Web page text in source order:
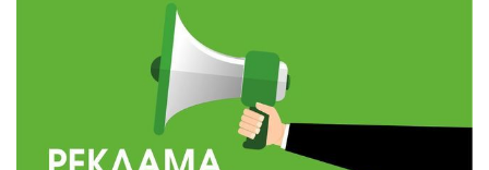
Обмежено придатний, але безмежно
вмотивований: Як колишній лісівник став асом
артилерії
490 пацієнтів та 15 відвіданих сіл: МБФ
«Альянс громадського здоров’я» підбив
підсумки роботи мобільних клінік у Сумській